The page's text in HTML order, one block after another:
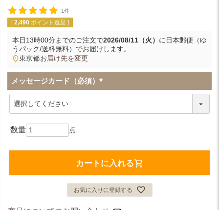
1件
[ 2,490 ポイント進呈 ]
本日13時00分までのご注文で2026/08/11（火） に 日本郵便（ゆ
うパック/送料無料） でお届けします。
東京都お届け先を変更
メッセージカード（必須）
(
カートに入れる
お気に入りに登録する